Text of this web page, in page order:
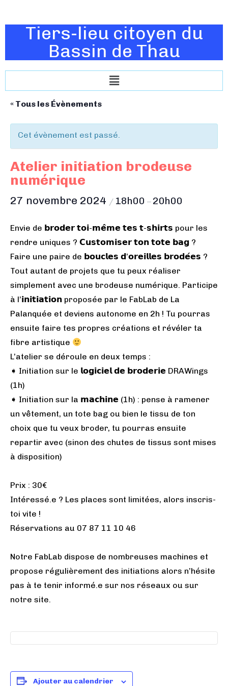
Tiers-lieu citoyen du
Bassin de Thau
« Tous les Évènements
Cet évènement est passé.
Atelier initiation brodeuse
numérique
27 novembre 2024 / 18h00 – 20h00
Envie de 𝗯𝗿𝗼𝗱𝗲𝗿 𝘁𝗼𝗶-𝗺𝗲̂𝗺𝗲 𝘁𝗲𝘀 𝘁-𝘀𝗵𝗶𝗿𝘁𝘀 pour les
rendre uniques ? 𝗖𝘂𝘀𝘁𝗼𝗺𝗶𝘀𝗲𝗿 𝘁𝗼𝗻 𝘁𝗼𝘁𝗲 𝗯𝗮𝗴 ?
Faire une paire de 𝗯𝗼𝘂𝗰𝗹𝗲𝘀 𝗱’𝗼𝗿𝗲𝗶𝗹𝗹𝗲𝘀 𝗯𝗿𝗼𝗱𝗲́𝗲𝘀 ?
Tout autant de projets que tu peux réaliser
simplement avec une brodeuse numérique. Participe
à l’𝗶𝗻𝗶𝘁𝗶𝗮𝘁𝗶𝗼𝗻 proposée par le FabLab de La
Palanquée et deviens autonome en 2h ! Tu pourras
ensuite faire tes propres créations et révéler ta
fibre artistique
L’atelier se déroule en deux temps :
➧ Initiation sur le 𝗹𝗼𝗴𝗶𝗰𝗶𝗲𝗹 𝗱𝗲 𝗯𝗿𝗼𝗱𝗲𝗿𝗶𝗲 DRAWings
(1h)
➧ Initiation sur la 𝗺𝗮𝗰𝗵𝗶𝗻𝗲 (1h) : pense à ramener
un vêtement, un tote bag ou bien le tissu de ton
choix que tu veux broder, tu pourras ensuite
repartir avec (sinon des chutes de tissus sont mises
à disposition)
Prix : 30€
Intéressé.e ? Les places sont limitées, alors inscris-
toi vite !
Réservations au 07 87 11 10 46
Notre FabLab dispose de nombreuses machines et
propose régulièrement des initiations alors n’hésite
pas à te tenir informé.e sur nos réseaux ou sur
notre site.
Ajouter au calendrier